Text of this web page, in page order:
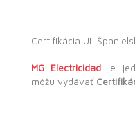
Certifikácia UL
MG Electricidadje
môžu vydávať